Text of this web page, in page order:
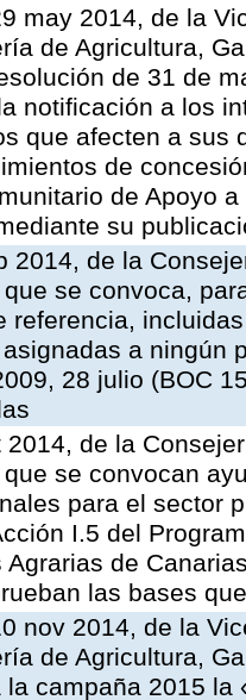
may 2014, de la
de Agricultura,
de 31 de
notificación a los
que afecten a sus
de
de Apoyo
su
2014, de la
se convoca,
referencia,
a ningún
28 julio (BOC
2014, de la
se convocan
para el sector
I.5 del
Agrarias de
las bases
nov 2014, de la
de Agricultura,
la campaña 2015